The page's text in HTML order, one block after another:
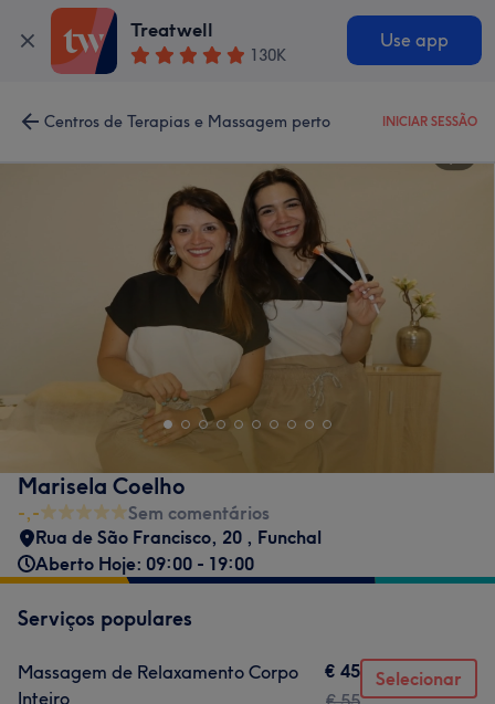
Treatwell
130K
Use app
Centros de Terapias e Massagem perto INICIAR SESSÃO
Marisela Coelho
-,-
Sem comentários
Rua de São Francisco, 20 , Funchal
Aberto Hoje: 09:00 - 19:00
Serviços populares
Massagem de Relaxamento Corpo
Inteiro
€ 45
Selecionar